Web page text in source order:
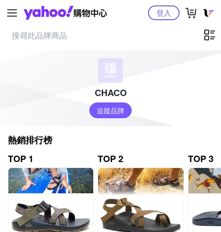
Yahoo購物中心登入
CHACO
追蹤品牌
熱銷排行榜
TOP 1
TOP 2 TOP 3